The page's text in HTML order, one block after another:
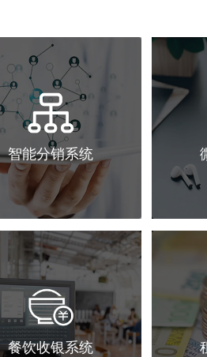
智能分销系统
餐饮收银系统